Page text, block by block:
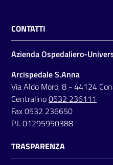
e
t
r
s
p
a
r
e
t
CONTATTI
Azienda Ospedaliero-
Arcispedale S.Anna
Via Aldo Moro, 8 - 44124
Centralino0532 236111
Fax 0532 236650
P.I. 01295950388
TRASPARENZA